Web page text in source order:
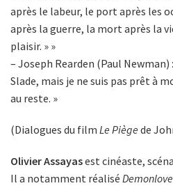
après le labeur, le port après les
après la guerre, la mort après la
plaisir. » »
– Joseph Rearden (Paul Newman)
Slade, mais je ne suis pas prêt à
au reste. »
(Dialogues du film Le Piège de
Olivier Assayasest cinéaste,
Il a notamment réalisé